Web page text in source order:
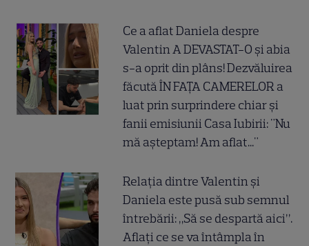
Ce a aflat Daniela despre
Valentin A DEVASTAT-O și abia
s-a oprit din plâns! Dezvăluirea
făcută ÎN FAȚA CAMERELOR a
luat prin surprindere chiar și
fanii emisiunii Casa Iubirii: "Nu
mă așteptam! Am aflat..."
Relația dintre Valentin și
Daniela este pusă sub semnul
întrebării: „Să se despartă aici”.
Aflați ce se va întâmpla în